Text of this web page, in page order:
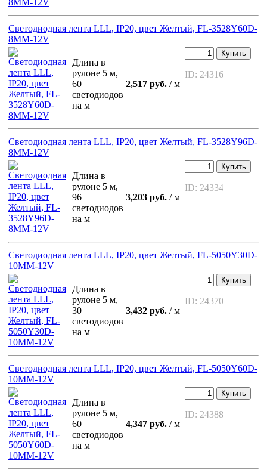
Светодиодная лента LLL, IP20, цвет Желтый, FL-3528Y60D-
8MM-12V
Длина в
рулоне 5 м,
60
светодиодов
на м
2,517 руб. / м
Купить
ID: 24316
Светодиодная лента LLL, IP20, цвет Желтый, FL-3528Y96D-
8MM-12V
Длина в
рулоне 5 м,
96
светодиодов
на м
3,203 руб. / м
Купить
ID: 24334
Светодиодная лента LLL, IP20, цвет Желтый, FL-5050Y30D-
10MM-12V
Длина в
рулоне 5 м,
30
светодиодов
на м
3,432 руб. / м
Купить
ID: 24370
Светодиодная лента LLL, IP20, цвет Желтый, FL-5050Y60D-
10MM-12V
Длина в
рулоне 5 м,
60
светодиодов
на м
4,347 руб. / м
Купить
ID: 24388